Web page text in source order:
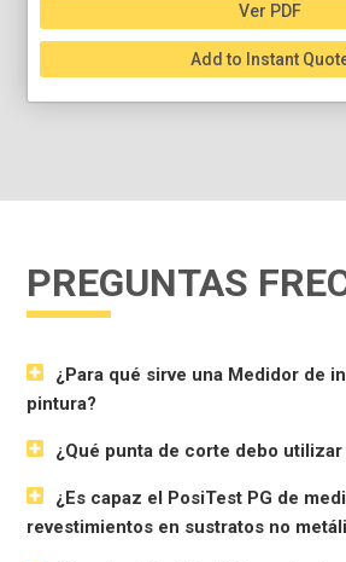
Ver PDF
Add to Instant
PREGUNTAS
¿Para qué sirve una Medidor de
pintura?
¿Qué punta de corte debo
¿Es capaz el PosiTest PG de
revestimientos en sustratos no